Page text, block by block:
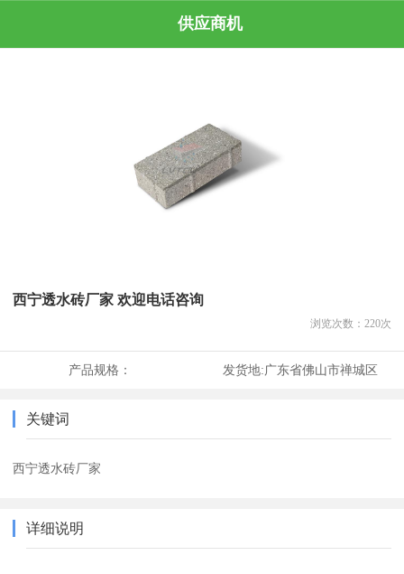
供应商机
西宁透水砖厂家 欢迎电话咨询
浏览次数： 220次
产品规格： 发货地:广东省佛山市禅城区
关键词
西宁透水砖厂家
详细说明